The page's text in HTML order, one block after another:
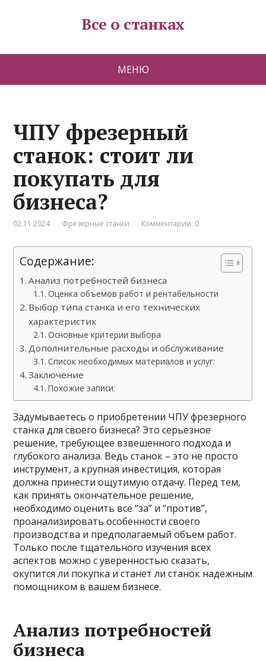
Все о станках
МЕНЮ
ЧПУ фрезерный
станок: стоит ли
покупать для
бизнеса?
02.11.2024 Фрезерные станки Комментарии: 0
Содержание:
Анализ потребностей бизнеса
Оценка объемов работ и рентабельности
Выбор типа станка и его технических
характеристик
Основные критерии выбора
Дополнительные расходы и обслуживание
Список необходимых материалов и услуг:
Заключение
Похожие записи:
Задумываетесь о приобретении ЧПУ фрезерного
станка для своего бизнеса? Это серьезное
решение, требующее взвешенного подхода и
глубокого анализа. Ведь станок – это не просто
инструмент, а крупная инвестиция, которая
должна принести ощутимую отдачу. Перед тем,
как принять окончательное решение,
необходимо оценить все “за” и “против”,
проанализировать особенности своего
производства и предполагаемый объем работ.
Только после тщательного изучения всех
аспектов можно с уверенностью сказать,
окупится ли покупка и станет ли станок надежным
помощником в вашем бизнесе.
Анализ потребностей
бизнеса